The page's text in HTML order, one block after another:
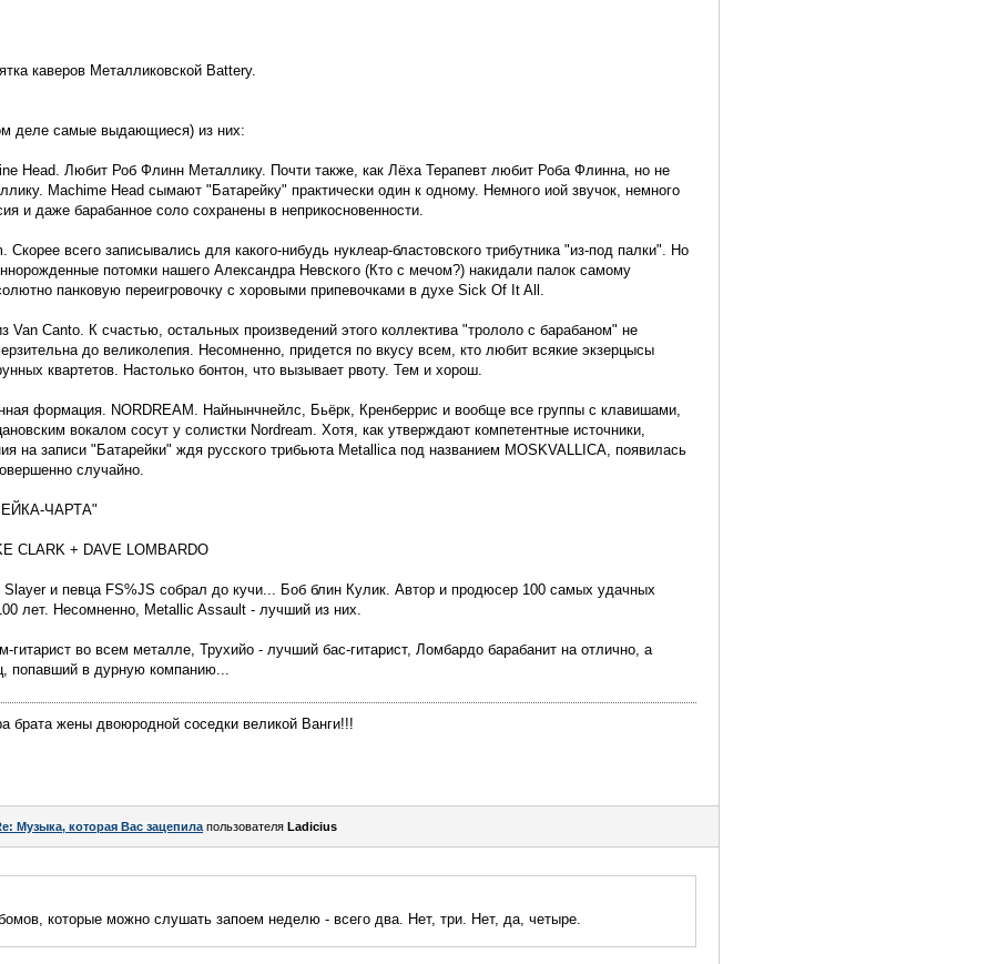
каверов Металликовской Battery.
деле самые выдающиеся) из них:
Head. Любит Роб Флинн Металлику. Почти также, как Лёха Терапевт любит Роба Флинна, но не
Machime Head сымают "Батарейку" практически один к одному. Немного иой звучок, немного
и даже барабанное соло сохранены в неприкосновенности.
всего записывались для какого-нибудь нуклеар-бластовского трибутника "из-под палки". Но
потомки нашего Александра Невского (Кто с мечом?) накидали палок самому
панковую переигровочку с хоровыми припевочками в духе Sick Of It All.
Van Canto. К счастью, остальных произведений этого коллектива "трололо с барабаном" не
до великолепия. Несомненно, придется по вкусу всем, кто любит всякие экзерцысы
квартетов. Настолько бонтон, что вызывает рвоту. Тем и хорош.
формация. NORDREAM. Найнынчнейлс, Бьёрк, Кренберрис и вообще все группы с клавишами,
вокалом сосут у солистки Nordream. Хотя, как утверждают компетентные источники,
на записи "Батарейки" ждя русского трибьюта Metallica под названием MOSKVALLICA, появилась
случайно.
ЧАРТА"
CLARK + DAVE LOMBARDO
Slayer и певца FS%JS собрал до кучи... Боб блин Кулик. Автор и продюсер 100 самых удачных
лет. Несомненно, Metallic Assault - лучший из них.
во всем металле, Трухийо - лучший бас-гитарист, Ломбардо барабанит на отлично, а
попавший в дурную компанию...
брата жены двоюродной соседки великой Ванги!!!
Музыка, которая Вас зацепила пользователя Ladicius
которые можно слушать запоем неделю - всего два. Нет, три. Нет, да, четыре.